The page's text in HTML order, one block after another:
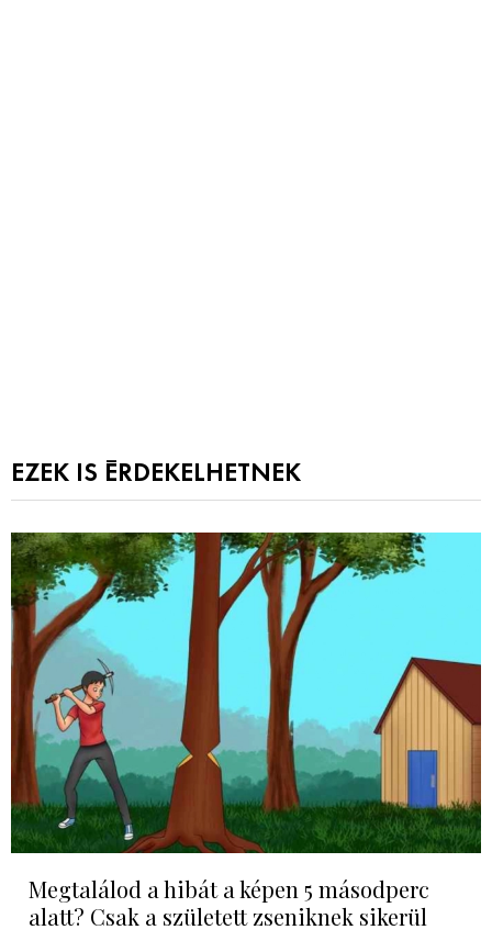
EZEK IS ÉRDEKELHETNEK
Megtalálod a hibát a képen 5 másodperc
alatt? Csak a született zseniknek sikerül